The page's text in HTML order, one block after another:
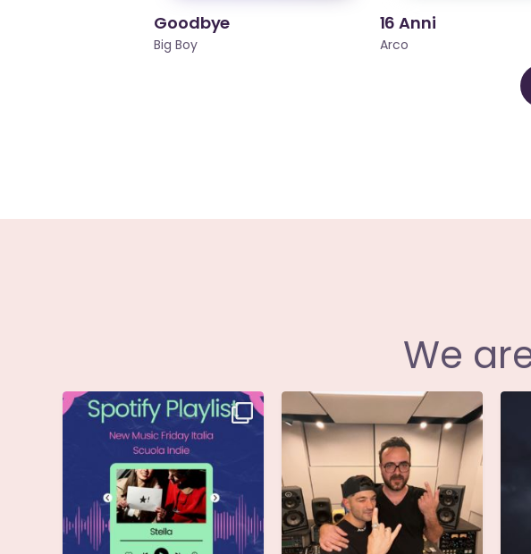
Goodbye
Big Boy
16 Anni
Arco
We
Stella di @musicadievandro è
disponibile su tutte...
Siamo entusiasti di annunciare
che @moseofficial...